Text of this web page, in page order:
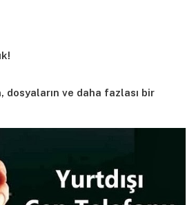
dosyaların ve daha fazlası bir